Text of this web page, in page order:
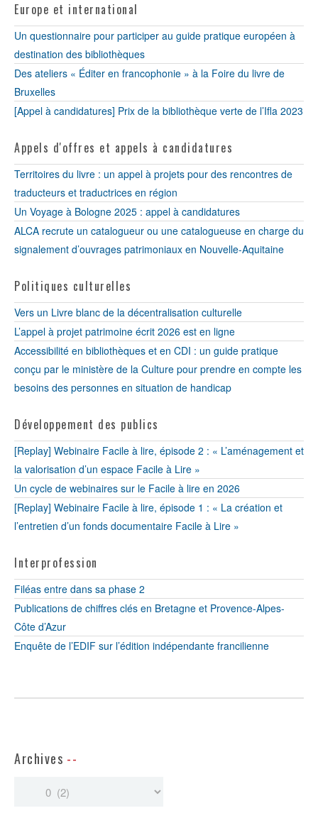
Europe et international
Un questionnaire pour participer au guide pratique européen à
destination des bibliothèques
Des ateliers « Éditer en francophonie » à la Foire du livre de
Bruxelles
[Appel à candidatures] Prix de la bibliothèque verte de l’Ifla 2023
Appels d'offres et appels à candidatures
Territoires du livre : un appel à projets pour des rencontres de
traducteurs et traductrices en région
Un Voyage à Bologne 2025 : appel à candidatures
ALCA recrute un catalogueur ou une catalogueuse en charge du
signalement d’ouvrages patrimoniaux en Nouvelle-Aquitaine
Politiques culturelles
Vers un Livre blanc de la décentralisation culturelle
L’appel à projet patrimoine écrit 2026 est en ligne
Accessibilité en bibliothèques et en CDI : un guide pratique
conçu par le ministère de la Culture pour prendre en compte les
besoins des personnes en situation de handicap
Développement des publics
[Replay] Webinaire Facile à lire, épisode 2 : « L’aménagement et
la valorisation d’un espace Facile à Lire »
Un cycle de webinaires sur le Facile à lire en 2026
[Replay] Webinaire Facile à lire, épisode 1 : « La création et
l’entretien d’un fonds documentaire Facile à Lire »
Interprofession
Filéas entre dans sa phase 2
Publications de chiffres clés en Bretagne et Provence-Alpes-
Côte d’Azur
Enquête de l’EDIF sur l’édition indépendante francilienne
Archives